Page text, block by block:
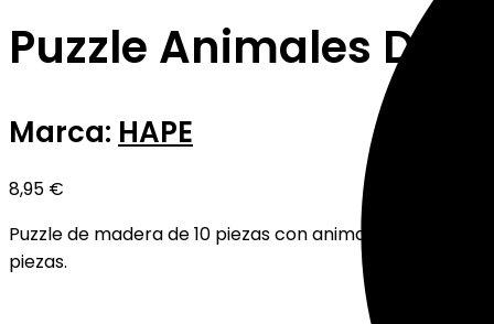
Puzzle Animales De
Marca: HAPE
8,95 €
Puzzle de madera de 10 piezas con animales de granja
piezas.